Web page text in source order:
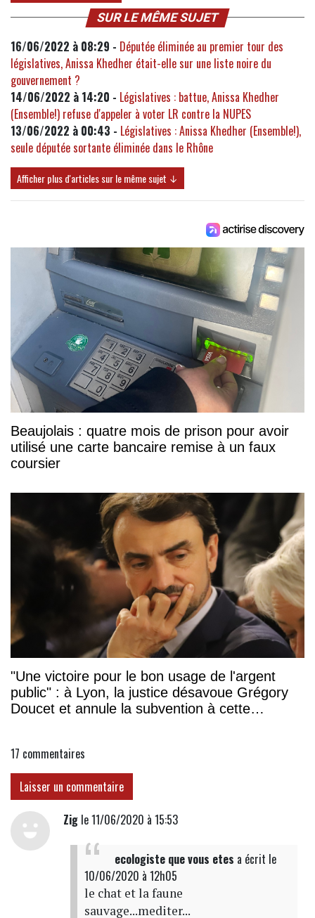
SUR LE MÊME SUJET
16/06/2022 à 08:29 - Députée éliminée au premier tour des
législatives, Anissa Khedher était-elle sur une liste noire du
gouvernement ?
14/06/2022 à 14:20 - Législatives : battue, Anissa Khedher
(Ensemble!) refuse d'appeler à voter LR contre la NUPES
13/06/2022 à 00:43 - Législatives : Anissa Khedher (Ensemble!),
seule députée sortante éliminée dans le Rhône
Afficher plus d'articles sur le même sujet ↓
Beaujolais : quatre mois de prison pour avoir
utilisé une carte bancaire remise à un faux
coursier
"Une victoire pour le bon usage de l'argent
public" : à Lyon, la justice désavoue Grégory
Doucet et annule la subvention à cette
17 commentaires
Laisser un commentaire
Zigle 11/06/2020 à 15:53
ecologiste que vous etes a écrit le
10/06/2020 à 12h05
le chat et la faune
sauvage...mediter...